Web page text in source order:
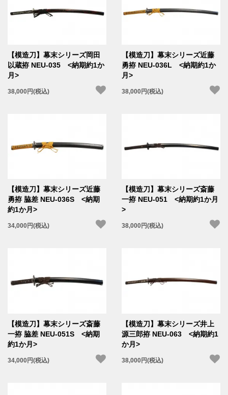
【模造刀】幕末シリーズ岡田
以蔵拵 NEU-035 <納期約1か
月>
38,000円(税込)
【模造刀】幕末シリーズ近藤
勇拵 NEU-036L <納期約1か
月>
38,000円(税込)
【模造刀】幕末シリーズ近藤
勇拵 脇差 NEU-036S <納期
約1か月>
34,000円(税込)
【模造刀】幕末シリーズ斎藤
一拵 NEU-051 <納期約1か月
>
38,000円(税込)
【模造刀】幕末シリーズ斎藤
一拵 脇差 NEU-051S <納期
約1か月>
34,000円(税込)
【模造刀】幕末シリーズ井上
源三郎拵 NEU-063 <納期約1
か月>
38,000円(税込)